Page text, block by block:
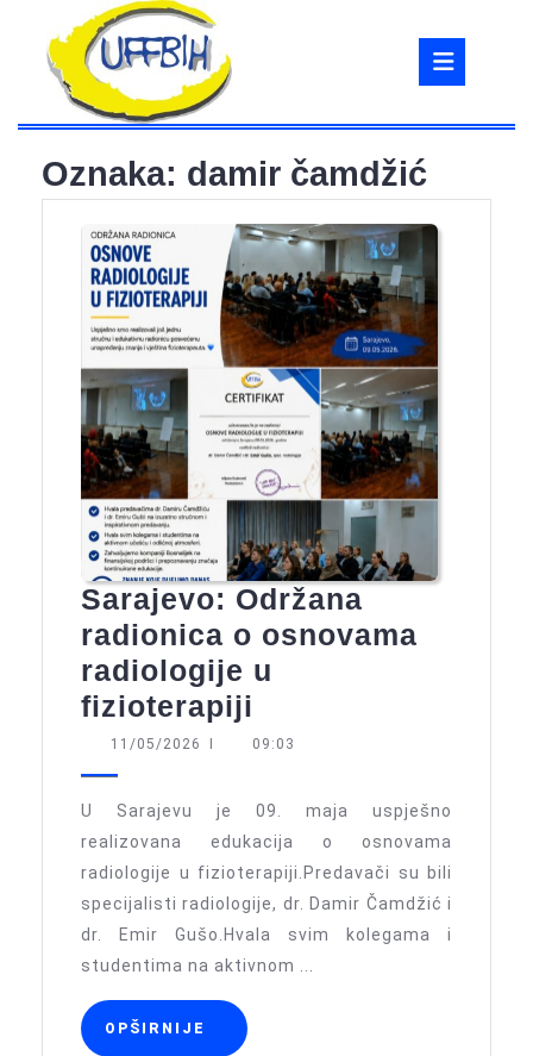
content
Oznaka: damir čamdžić
Sarajevo: Održana
radionica o osnovama
radiologije u
fizioterapiji
Održana
o
osnovama
radiologije
u
fizioterapiji
11/05/2026 11/05/2026
I 09:03
U Sarajevu je 09. maja uspješno
realizovana edukacija o osnovama
radiologije u fizioterapiji.Predavači su bili
specijalisti radiologije, dr. Damir Čamdžić i
dr. Emir Gušo.Hvala svim kolegama i
studentima na aktivnom ...
OPŠIRNIJE OPŠIRNIJE